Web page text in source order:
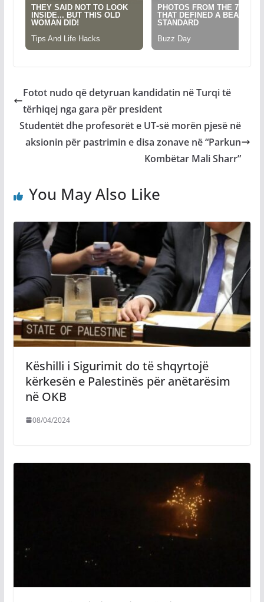
Fotot nudo që detyruan kandidatin në Turqi të
tërhiqej nga gara për president
Studentët dhe profesorët e UT-së morën pjesë në
aksionin për pastrimin e disa zonave në “Parkun
Kombëtar Mali Sharr”
You May Also Like
Këshilli i Sigurimit do të shqyrtojë
kërkesën e Palestinës për anëtarësim
në OKB
08/04/2024